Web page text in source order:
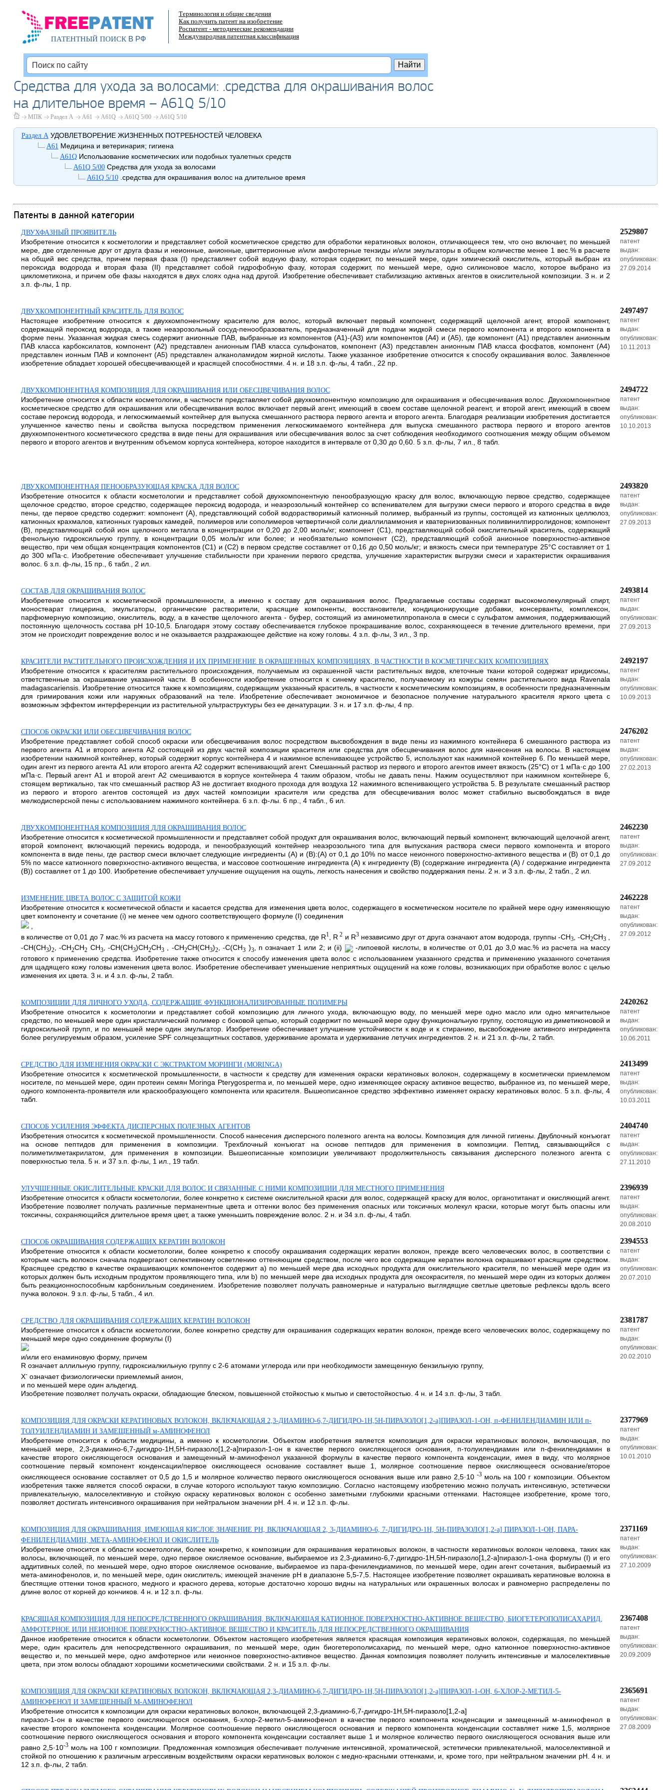
ПАТЕНТНЫЙ ПОИСКВ РФ
Терминология и общие сведения
Как получить патент на изобретение
Роспатент - методические рекомендации
Международная патентная классификация
Средства для ухода за волосами: .средства для окрашивания волос
на длительное время – A61Q 5/10
МПК Раздел A A61 A61Q A61Q 5/00 A61Q 5/10
Раздел A УДОВЛЕТВОРЕНИЕ ЖИЗНЕННЫХ ПОТРЕБНОСТЕЙ ЧЕЛОВЕКА
A61 Медицина и ветеринария; гигиена
A61QИспользование косметических или подобных туалетных средств
A61Q 5/00Средства для ухода за волосами
A61Q 5/10.средства для окрашивания волос на длительное время
Патенты в данной категории
ДВУХФАЗНЫЙ ПРОЯВИТЕЛЬ
Изобретение относится к косметологии и представляет собой косметическое средство для обработки кератиновых волокон, отличающееся тем, что оно включает, по меньшей
мере, две отделенные друг от друга фазы и неионные, анионные, цвиттерионные и/или амфотерные тензиды и/или эмульгаторы в общем количестве менее 1 вес.% в расчете
на общий вес средства, причем первая фаза (I) представляет собой водную фазу, которая содержит, по меньшей мере, один химический окислитель, который выбран из
пероксида водорода и вторая фаза (II) представляет собой гидрофобную фазу, которая содержит, по меньшей мере, одно силиконовое масло, которое выбрано из
циклометикона, и причем обе фазы находятся в двух слоях одна над другой. Изобретение обеспечивает стабилизацию активных агентов в окислительной композиции. 3 н. и 2
з.п. ф-лы, 1 пр.
2529807
патент
выдан:
опубликован:
27.09.2014
ДВУХКОМПОНЕНТНЫЙ КРАСИТЕЛЬ ДЛЯ ВОЛОС
Настоящее изобретение относится к двухкомпонентному красителю для волос, который включает первый компонент, содержащий щелочной агент, второй компонент,
содержащий пероксид водорода, а также неаэрозольный сосуд-пенообразователь, предназначенный для подачи жидкой смеси первого компонента и второго компонента в
форме пены. Указанная жидкая смесь содержит анионные ПАВ, выбранные из компонентов (A1)-(A3) или компонентов (А4) и (А5), где компонент (A1) представлен анионным
ПАВ класса карбоксилатов, компонент (A2) представлен анионным ПАВ класса сульфонатов, компонент (A3) представлен анионным ПАВ класса фосфатов, компонент (A4)
представлен ионным ПАВ и компонент (A5) представлен алканоламидом жирной кислоты. Также указанное изобретение относится к способу окрашивания волос. Заявленное
изобретение обладает хорошей обесцвечивающей и красящей способностями. 4 н. и 18 з.п. ф-лы, 4 табл., 22 пр.
2497497
патент
выдан:
опубликован:
10.11.2013
ДВУХКОМПОНЕНТНАЯ КОМПОЗИЦИЯ ДЛЯ ОКРАШИВАНИЯ ИЛИ ОБЕСЦВЕЧИВАНИЯ ВОЛОС
Изобретение относится к области косметологии, в частности представляет собой двухкомпонентную композицию для окрашивания и обесцвечивания волос. Двухкомпонентное
косметическое средство для окрашивания или обесцвечивания волос включает первый агент, имеющий в своем составе щелочной реагент, и второй агент, имеющий в своем
составе пероксид водорода, и легкосжимаемый контейнер для выпуска смешанного раствора первого агента и второго агента. Благодаря реализации изобретения достигается
улучшенное качество пены и свойства выпуска посредством применения легкосжимаемого контейнера для выпуска смешанного раствора первого и второго агентов
двухкомпонентного косметического средства в виде пены для окрашивания или обесцвечивания волос за счет соблюдения необходимого соотношения между общим объемом
первого и второго агентов и внутренним объемом корпуса контейнера, которое находится в интервале от 0,30 до 0,60. 5 з.п. ф-лы, 7 ил., 8 табл.
2494722
патент
выдан:
опубликован:
10.10.2013
ДВУХКОМПОНЕНТНАЯ ПЕНООБРАЗУЮЩАЯ КРАСКА ДЛЯ ВОЛОС
Изобретение относится к области косметологии и представляет собой двухкомпонентную пенообразующую краску для волос, включающую первое средство, содержащее
щелочное средство, второе средство, содержащее пероксид водорода, и неаэрозольный контейнер со вспенивателем для выгрузки смеси первого и второго средства в виде
пены, где первое средство содержит: компонент (А), представляющий собой водорастворимый катионный полимер, выбранный из группы, состоящей из катионных целлюлоз,
катионных крахмалов, катионных гуаровых камедей, полимеров или сополимеров четвертичной соли диаллиламмония и кватернизованных поливинилпирролидонов; компонент
(В), представляющий собой ион щелочного металла в концентрации от 0,20 до 2,00 моль/кг; компонент (С1), представляющий собой окислительный краситель, содержащий
фенольную гидроксильную группу, в концентрации 0,05 моль/кг или более; и необязательно компонент (С2), представляющий собой анионное поверхностно-активное
вещество, при чем общая концентрация компонентов (С1) и (С2) в первом средстве составляет от 0,16 до 0,50 моль/кг; и вязкость смеси при температуре 25°C составляет от 1
до 300 мПа·с. Изобретение обеспечивает улучшение стабильности при хранении первого средства, улучшение характеристик выгрузки смеси и характеристик окрашивания
волос. 6 з.п. ф-лы, 15 пр., 6 табл., 2 ил.
2493820
патент
выдан:
опубликован:
27.09.2013
СОСТАВ ДЛЯ ОКРАШИВАНИЯ ВОЛОС
Изобретение относится к косметической промышленности, а именно к составу для окрашивания волос. Предлагаемые составы содержат высокомолекулярный спирт,
моностеарат глицерина, эмульгаторы, органические растворители, красящие компоненты, восстановители, кондиционирующие добавки, консерванты, комплексон,
парфюмерную композицию, окислитель, воду, а в качестве щелочного агента - буфер, состоящий из аминометилпропанола в смеси с сульфатом аммония, поддерживающий
постоянную щелочность состава рН 10-10,5. Благодаря этому составу обеспечивается глубокое прокрашивание волос, сохраняющееся в течение длительного времени, при
этом не происходит повреждение волос и не оказывается раздражающее действие на кожу головы. 4 з.п. ф-лы, 3 ил., 3 пр.
2493814
патент
выдан:
опубликован:
27.09.2013
КРАСИТЕЛИ РАСТИТЕЛЬНОГО ПРОИСХОЖДЕНИЯ И ИХ ПРИМЕНЕНИЕ В ОКРАШЕННЫХ КОМПОЗИЦИЯХ, В ЧАСТНОСТИ В КОСМЕТИЧЕСКИХ КОМПОЗИЦИЯХ
Изобретение относится к красителям растительного происхождения, получаемым из окрашенной части растительных видов, клеточные ткани которой содержат иридисомы,
ответственные за окрашивание указанной части. В особенности изобретение относится к синему красителю, получаемому из кожуры семян растительного вида Ravenala
madagascariensis. Изобретение относится также к композициям, содержащим указанный краситель, в частности к косметическим композициям, в особенности предназначенным
для гримирования кожи или наружных образований на теле. Изобретение обеспечивает экономичное и безопасное получение натурального красителя яркого цвета с
возможным эффектом интерференции из растительной ультраструктуры без ее денатурации. 3 н. и 17 з.п. ф-лы, 4 пр.
2492197
патент
выдан:
опубликован:
10.09.2013
СПОСОБ ОКРАСКИ ИЛИ ОБЕСЦВЕЧИВАНИЯ ВОЛОС
Изобретение представляет собой способ окраски или обесцвечивания волос посредством высвобождения в виде пены из нажимного контейнера 6 смешанного раствора из
первого агента А1 и второго агента А2 состоящей из двух частей композиции красителя или средства для обесцвечивания волос для нанесения на волосы. В настоящем
изобретении нажимной контейнер, который содержит корпус контейнера 4 и нажимное вспенивающее устройство 5, используют как нажимной контейнер 6. По меньшей мере,
один агент из первого агента А1 или второго агента А2 содержит вспенивающий агент. Смешанный раствор из первого и второго агентов имеет вязкость (25°С) от 1 мПа·с до 100
мПа·с. Первый агент А1 и второй агент А2 смешиваются в корпусе контейнера 4 таким образом, чтобы не давать пены. Нажим осуществляют при нажимном контейнере 6,
стоящем вертикально, так что смешанный раствор A3 не достигает входного прохода для воздуха 12 нажимного вспенивающего устройства 5. В результате смешанный раствор
из первого и второго агентов состоящей из двух частей композиции красителя или средства для обесцвечивания волос может стабильно высвобождаться в виде
мелкодисперсной пены с использованием нажимного контейнера. 6 з.п. ф-лы. 6 пр., 4 табл., 6 ил.
2476202
патент
выдан:
опубликован:
27.02.2013
ДВУХКОМПОНЕНТНАЯ КОМПОЗИЦИЯ ДЛЯ ОКРАШИВАНИЯ ВОЛОС
Изобретение относится к косметической промышленности и представляет собой продукт для окрашивания волос, включающий первый компонент, включающий щелочной агент,
второй компонент, включающий перекись водорода, и пенообразующий контейнер неаэрозольного типа для выпускания раствора смеси первого компонента и второго
компонента в виде пены, где раствор смеси включает следующие ингредиенты (A) и (B):(A) от 0,1 до 10% по массе неионного поверхностно-активного вещества и (В) от 0,1 до
5% по массе катионного поверхностно-активного вещества, и массовое соотношение ингредиента (A) к ингредиенту (B) (содержание ингредиента (A) / содержание ингредиента
(B)) составляет от 1 до 100. Изобретение обеспечивает улучшение ощущения на ощупь, легкость нанесения и свойство поддержания пены. 2 н. и 3 з.п. ф-лы, 2 табл., 2 ил.
2462230
патент
выдан:
опубликован:
27.09.2012
ИЗМЕНЕНИЕ ЦВЕТА ВОЛОС С ЗАЩИТОЙ КОЖИ
Изобретение относится к косметической области и касается средства для изменения цвета волос, содержащего в косметическом носителе по крайней мере одну изменяющую
цвет компоненту и сочетание (i) не менее чем одного соответствующего формуле (I) соединения
,
в количестве от 0,01 до 7 мас.% из расчета на массу готового к применению средства, где R1 , R 2 и R3независимо друг от друга означают атом водорода, группы -СН3, -СН2СН3,
-СН(СН3)2, -CH2CH2 CH3, -СН(СН3)СН2СН3 , -СН2СН(СН3)2, -С(СН3 )3, n означает 1 или 2; и (ii)
-липоевой кислоты, в количестве от 0,01 до 3,0 мас.% из расчета на массу
готового к применению средства. Изобретение также относится к способу изменения цвета волос с использованием указанного средства и применению указанного сочетания
для щадящего кожу головы изменения цвета волос. Изобретение обеспечивает уменьшение неприятных ощущений на коже головы, возникающих при обработке волос с целью
изменения их цвета. 3 н. и 4 з.п. ф-лы, 2 табл.
2462228
патент
выдан:
опубликован:
27.09.2012
КОМПОЗИЦИИ ДЛЯ ЛИЧНОГО УХОДА, СОДЕРЖАЩИЕ ФУНКЦИОНАЛИЗИРОВАННЫЕ ПОЛИМЕРЫ
Изобретение относится к косметологии и представляет собой композицию для личного ухода, включающую воду, по меньшей мере одно масло или одно мягчительное
средство, по меньшей мере один кристаллический полимер с боковой цепью, который содержит по меньшей мере одну функциональную группу, состоящую из диметиконовой и
гидроксильной групп, и по меньшей мере один эмульгатор. Изобретение обеспечивает улучшение устойчивости к воде и к стиранию, высвобождение активного ингредиента
более регулируемым образом, усиление SPF солнцезащитных составов, удерживание аромата и удерживание летучих ингредиентов. 2 н. и 21 з.п. ф-лы, 2 табл.
2420262
патент
выдан:
опубликован:
10.06.2011
СРЕДСТВО ДЛЯ ИЗМЕНЕНИЯ ОКРАСКИ С ЭКСТРАКТОМ МОРИНГИ (MORINGA)
Изобретение относится к косметической промышленности, в частности к средству для изменения окраски кератиновых волокон, содержащему в косметически приемлемом
носителе, по меньшей мере, один протеин семян Moringa Pterygosperma и, по меньшей мере, одно изменяющее окраску активное вещество, выбранное из, по меньшей мере,
одного компонента-проявителя или краскообразующего компонента или красителя. Вышеописанное средство эффективно изменяет окраску кератиновых волос. 5 з.п. ф-лы, 4
табл.
2413499
патент
выдан:
опубликован:
10.03.2011
СПОСОБ УСИЛЕНИЯ ЭФФЕКТА ДИСПЕРСНЫХ ПОЛЕЗНЫХ АГЕНТОВ
Изобретения относится к косметической промышленности. Способ нанесения дисперсного полезного агента на волосы. Композиция для личной гигиены. Двублочный конъюгат
на основе пептидов для применения в композиции. Трехблочный конъюгат на основе пептидов для применения в композиции. Пептид, связывающийся с
полиметилметакрилатом, для применения в композиции. Вышеописанные композиции увеличивают продолжительность связывания дисперсного полезного агента с
поверхностью тела. 5 н. и 37 з.п. ф-лы, 1 ил., 19 табл.
2404740
патент
выдан:
опубликован:
27.11.2010
УЛУЧШЕННЫЕ ОКИСЛИТЕЛЬНЫЕ КРАСКИ ДЛЯ ВОЛОС И СВЯЗАННЫЕ С НИМИ КОМПОЗИЦИИ ДЛЯ МЕСТНОГО ПРИМЕНЕНИЯ
Изобретение относится к области косметологии, более конкретно к системе окислительной краски для волос, содержащей краску для волос, органотитанат и окисляющий агент.
Изобретение позволяет получать различные перманентные цвета и оттенки волос без применения опасных или токсичных молекул краски, которые могут быть опасны или
токсичны, сохраняющийся длительное время цвет, а также уменьшить повреждение волос. 2 н. и 34 з.п. ф-лы, 4 табл.
2396939
патент
выдан:
опубликован:
20.08.2010
СПОСОБ ОКРАШИВАНИЯ СОДЕРЖАЩИХ КЕРАТИН ВОЛОКОН
Изобретение относится к области косметологии, более конкретно к способу окрашивания содержащих кератин волокон, прежде всего человеческих волос, в соответствии с
которым часть волокон сначала подвергают селективному осветлению оттеняющим средством, после чего все содержащие кератин волокна окрашивают красящим средством.
Красящее средство в качестве окрашивающих компонентов содержит а) по меньшей мере два исходных продукта для окислительного красителя, по меньшей мере один из
которых должен быть исходным продуктом проявляющего типа, или b) по меньшей мере два исходных продукта для оксокрасителя, по меньшей мере один из которых должен
быть реакционноспособным карбонильным соединением. Изобретение позволяет получать равномерные и натурально выглядящие светлые цветовые рефлексы вдоль всего
пучка волокон. 9 з.п. ф-лы, 5 табл., 4 ил.
2394553
патент
выдан:
опубликован:
20.07.2010
СРЕДСТВО ДЛЯ ОКРАШИВАНИЯ СОДЕРЖАЩИХ КЕРАТИН ВОЛОКОН
Изобретение относится к области косметологии, более конкретно средству для окрашивания содержащих кератин волокон, прежде всего человеческих волос, содержащему по
меньшей мере одно соединение формулы (I)
и/или его енаминовую форму, причем
R означает аллильную группу, гидроксиалкильную группу с 2-6 атомами углерода или при необходимости замещенную бензильную группу,
X-означает физиологически приемлемый анион,
и по меньшей мере один альдегид.
Изобретение позволяет получать окраски, обладающие блеском, повышенной стойкостью к мытью и светостойкостью. 4 н. и 14 з.п. ф-лы, 3 табл.
2381787
патент
выдан:
опубликован:
20.02.2010
КОМПОЗИЦИЯ ДЛЯ ОКРАСКИ КЕРАТИНОВЫХ ВОЛОКОН, ВКЛЮЧАЮЩАЯ 2,3-ДИАМИНО-6,7-ДИГИДРО-1Н,5Н-ПИРАЗОЛО[1,2-a]ПИРАЗОЛ-1-ОН, п-ФЕНИЛЕНДИАМИН ИЛИ п-
ТОЛУИЛЕНДИАМИН И ЗАМЕЩЕННЫЙ м-АМИНОФЕНОЛ
Изобретение относится к области медицины, а именно к косметологии. Объектом изобретения является композиция для окраски кератиновых волокон, включающая, по
меньшей мере, 2,3-диамино-6,7-дигидро-1Н,5Н-пиразоло[1,2-а]пиразол-1-он в качестве первого окисляющегося основания, п-толуилендиамин или п-фенилендиамин в
качестве второго окисляющегося основания и замещенный м-аминофенол указанной формулы в качестве первого компонента конденсации, имея в виду, что молярное
соотношение первый компонент конденсации/первое окисляющееся основание составляет выше 1, молярное соотношение первое окисляющееся основание/второе
окисляющееся основание составляет от 0,5 до 1,5 и молярное количество первого окисляющегося основания выше или равно 2,5·10 -3моль на 100 г композиции. Объектом
изобретения также является способ окраски, в случае которого используют такую композицию. Согласно настоящему изобретению можно получать интенсивную, эстетически
привлекательную, малоселективную и стойкую окраску кератиновых волокон с особенно заметными глубокими красными оттенками. Настоящее изобретение, кроме того,
позволяет достигать интенсивного окрашивания при нейтральном значении рН. 4 н. и 12 з.п. ф-лы.
2377969
патент
выдан:
опубликован:
10.01.2010
КОМПОЗИЦИЯ ДЛЯ ОКРАШИВАНИЯ, ИМЕЮЩАЯ КИСЛОЕ ЗНАЧЕНИЕ РН, ВКЛЮЧАЮЩАЯ 2, 3-ДИАМИНО-6, 7-ДИГИДРО-1Н, 5Н-ПИРАЗОЛО[1,2-а] ПИРАЗОЛ-1-ОН, ПАРА-
ФЕНИЛЕНДИАМИН, МЕТА-АМИНОФЕНОЛ И ОКИСЛИТЕЛЬ
Изобретение относится к области косметологии, более конкретно, к композиции для окрашивания кератиновых волокон, в частности кератиновых волокон человека, таких как
волосы, включающей, по меньшей мере, одно первое окисляемое основание, выбираемое из 2,3-диамино-6,7-дигидро-1Н,5Н-пиразоло[1,2-а]пиразол-1-она формулы (I) и его
аддитивных солей, по меньшей мере, одно второе окисляемое основание, выбираемое из пара-фенилендиаминов, по меньшей мере, один агент сочетания, выбираемый из
мета-аминофенолов, и, по меньшей мере, один окислитель; имеющей значение рН в диапазоне 5,5-7,5. Настоящее изобретение позволяет окрашивать кератиновые волокна в
блестящие оттенки тонов красного, медного и красного дерева, которые достаточно хорошо видны на натуральных или окрашенных волосах и равномерно распределены по
длине волос от корней до кончиков. 4 н. и 12 з.п. ф-лы.
2371169
патент
выдан:
опубликован:
27.10.2009
КРАСЯЩАЯ КОМПОЗИЦИЯ ДЛЯ НЕПОСРЕДСТВЕННОГО ОКРАШИВАНИЯ, ВКЛЮЧАЮЩАЯ КАТИОННОЕ ПОВЕРХНОСТНО-АКТИВНОЕ ВЕЩЕСТВО, БИОГЕТЕРОПОЛИСАХАРИД,
АМФОТЕРНОЕ ИЛИ НЕИОННОЕ ПОВЕРХНОСТНО-АКТИВНОЕ ВЕЩЕСТВО И КРАСИТЕЛЬ ДЛЯ НЕПОСРЕДСТВЕННОГО ОКРАШИВАНИЯ
Данное изобретение относится к области косметологии. Объектом настоящего изобретения является красящая композиция кератиновых волокон, содержащая, по меньшей
мере, один краситель для непосредственного окрашивания, по меньшей мере, один биогетерополисахарид, по меньшей мере, одно катионное поверхностно-активное
вещество и, по меньшей мере, одно амфотерное или неионное поверхностно-активное вещество. Данная композиция позволяет получить интенсивные и малоселективные
цвета, при этом волосы обладают хорошими косметическими свойствами. 2 н. и 15 з.п. ф-лы.
2367408
патент
выдан:
опубликован:
20.09.2009
КОМПОЗИЦИЯ ДЛЯ ОКРАСКИ КЕРАТИНОВЫХ ВОЛОКОН, ВКЛЮЧАЮЩАЯ 2,3-ДИАМИНО-6,7-ДИГИДРО-1Н,5Н-ПИРАЗОЛО[1,2-a]ПИРАЗОЛ-1-ОН, 6-ХЛОР-2-МЕТИЛ-5-
АМИНОФЕНОЛ И ЗАМЕЩЕННЫЙ М-АМИНОФЕНОЛ
Изобретение относится к композиции для окраски кератиновых волокон, включающей 2,3-диамино-6,7-дигидро-1H,5H-пиразоло[1,2-а]
пиразол-1-он в качестве первого окисляющегося основания, 6-хлор-2-метил-5-аминофенол в качестве первого компонента конденсации и замещенный м-аминофенол в
качестве второго компонента конденсации. Молярное соотношение первого окисляющегося основания и первого компонента конденсации составляет ниже 1,5, молярное
соотношение первого окисляющегося основания и второго компонента конденсации составляет выше 1 и молярное количество первого окисляющегося основания выше или
равно 2,5·10-3моль на 100 г композиции. Предложенная композиция обеспечивает получение интенсивной, хроматической, эстетически привлекательной, малоселективной и
стойкой по отношению к различным агрессивным воздействиям окраски кератиновых волокон с медно-красными оттенками, и, кроме того, при нейтральном значении рН. 4 н. и
12 з.п. ф-лы, 2 табл.
2365691
патент
выдан:
опубликован:
27.08.2009